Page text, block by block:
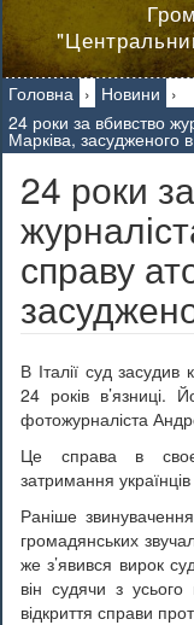
Головна › Новини ›
24 роки за вбивство
Марківа, засудженого в
24 роки
справу
В Італії суд
24 років в’язниці.
фотожурналіста
Це справа в
затримання українців
Раніше
громадянських
же з’явився вирок
він судячи з
відкриття справи